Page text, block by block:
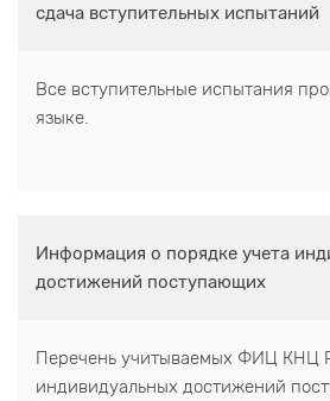
сдача вступительных испытаний
Все вступительные испытания
языке.
Информация о порядке учета
достижений поступающих
Перечень учитываемых ФИЦ КНЦ
индивидуальных достижений